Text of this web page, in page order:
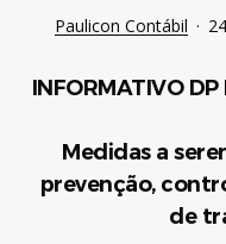
Paulicon Contábil
INFORMATIVO
Medidas a
prevenção,
de